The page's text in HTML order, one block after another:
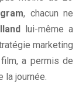
, chacun ne
lui-même a
marketing
a permis de
la journée.